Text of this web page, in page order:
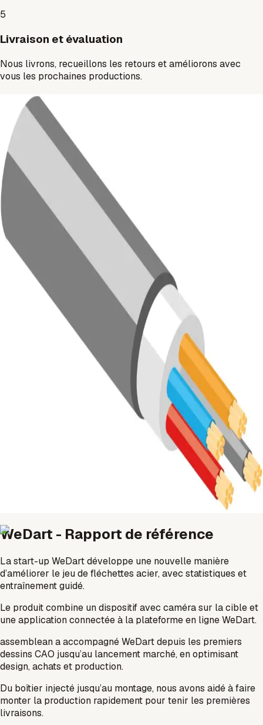
5
Livraison et évaluation
Nous livrons, recueillons les retours et améliorons avec
vous les prochaines productions.
Comment nous vous aidons - nos
ressources de fabrication
Vous pouvez transmettre rapidement vos données produit et
passer dans un vrai flux de fabrication.
Avec nos propres sites de production et un large réseau de
partenaires, nous restons flexibles.
Cela nous permet de gérer des pièces, des sous-ensembles
et des produits complets dans une seule organisation.
Fabrication mécanique
Fabrication mécanique
Moulage sous pression
Production électronique
WeDart - Rapport de référence
La start-up WeDart développe une nouvelle manière
d’améliorer le jeu de fléchettes acier, avec statistiques et
entraînement guidé.
Le produit combine un dispositif avec caméra sur la cible et
une application connectée à la plateforme en ligne WeDart.
assemblean a accompagné WeDart depuis les premiers
dessins CAO jusqu’au lancement marché, en optimisant
design, achats et production.
Du boîtier injecté jusqu’au montage, nous avons aidé à faire
monter la production rapidement pour tenir les premières
livraisons.